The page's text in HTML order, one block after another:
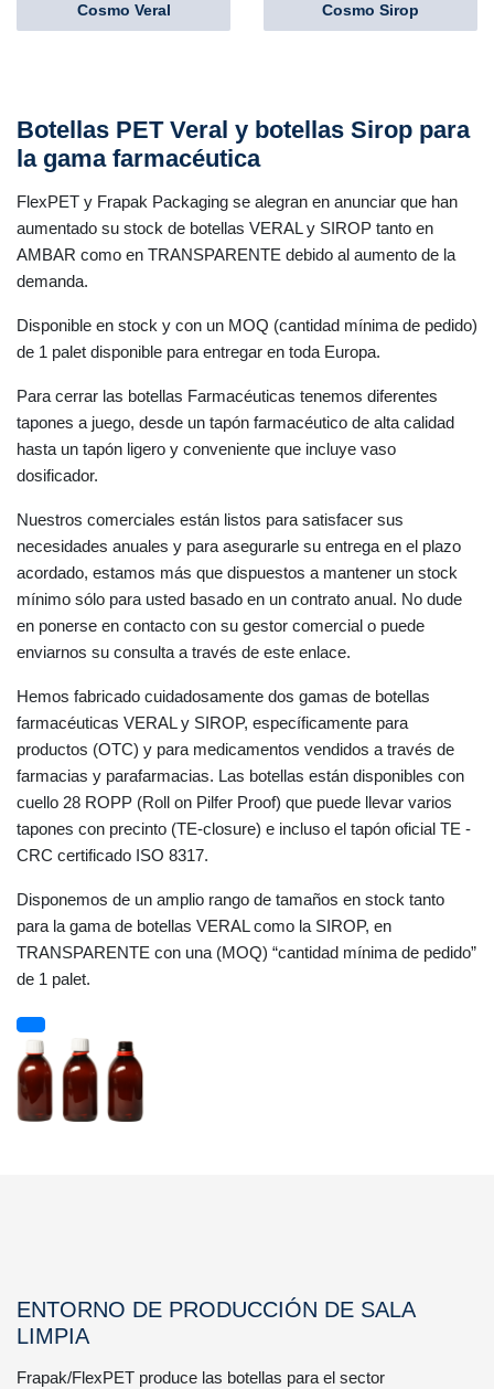
Cosmo Veral Cosmo Sirop
Botellas PET Veral y botellas Sirop para
la gama farmacéutica
FlexPET y Frapak Packaging se alegran en anunciar que han
aumentado su stock de botellas VERAL y SIROP tanto en
AMBAR como en TRANSPARENTE debido al aumento de la
demanda.
Disponible en stock y con un MOQ (cantidad mínima de pedido)
de 1 palet disponible para entregar en toda Europa.
Para cerrar las botellas Farmacéuticas tenemos diferentes
tapones a juego, desde un tapón farmacéutico de alta calidad
hasta un tapón ligero y conveniente que incluye vaso
dosificador.
Nuestros comerciales están listos para satisfacer sus
necesidades anuales y para asegurarle su entrega en el plazo
acordado, estamos más que dispuestos a mantener un stock
mínimo sólo para usted basado en un contrato anual. No dude
en ponerse en contacto con su gestor comercial o puede
enviarnos su consulta a través de este enlace.
Hemos fabricado cuidadosamente dos gamas de botellas
farmacéuticas VERAL y SIROP, específicamente para
productos (OTC) y para medicamentos vendidos a través de
farmacias y parafarmacias. Las botellas están disponibles con
cuello 28 ROPP (Roll on Pilfer Proof) que puede llevar varios
tapones con precinto (TE-closure) e incluso el tapón oficial TE -
CRC certificado ISO 8317.
Disponemos de un amplio rango de tamaños en stock tanto
para la gama de botellas VERAL como la SIROP, en
TRANSPARENTE con una (MOQ) “cantidad mínima de pedido”
de 1 palet.
ENTORNO DE PRODUCCIÓN DE SALA
LIMPIA
Frapak/FlexPET produce las botellas para el sector